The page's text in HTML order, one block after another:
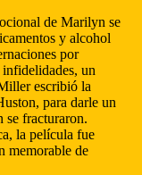
de Marilyn se
y alcohol
por
un
escribió la
para darle un
se fracturaron.
la película fue
memorable de